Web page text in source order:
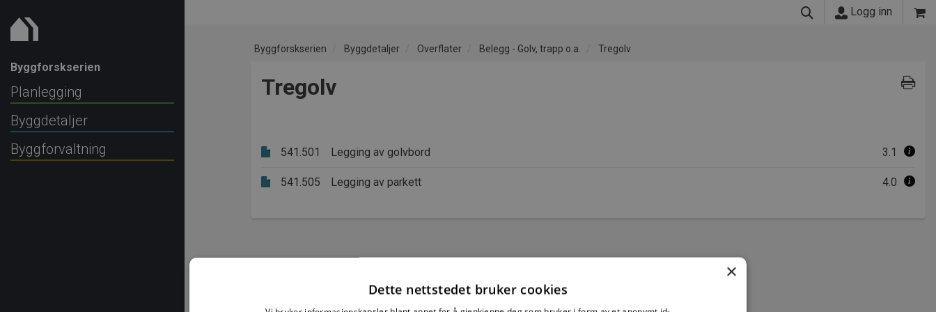
Byggforskserien
Planlegging
Byggdetaljer
Byggforvaltning
Logg inn
Byggforskserien Byggdetaljer Overflater Belegg - Golv, trapp o.a. Tregolv
Tregolv
541.501 Legging av golvbord 3.1
541.505 Legging av parkett 4.0
×
Dette nettstedet bruker cookies